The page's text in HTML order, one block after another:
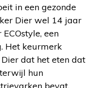
in een gezonde
Dier wel 14 jaar
een
Het keurmerk
dat het eten dat
hun
bevat.